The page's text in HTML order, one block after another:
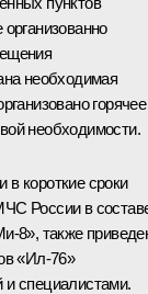
необходимая
горячее
необходимости.
в короткие сроки
России в
8», также
«Ил-76»
и специалистами.